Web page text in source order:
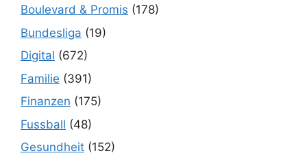
Boulevard & Promis (178)
Bundesliga (19)
Digital (672)
Familie (391)
Finanzen (175)
Fussball (48)
Gesundheit (152)